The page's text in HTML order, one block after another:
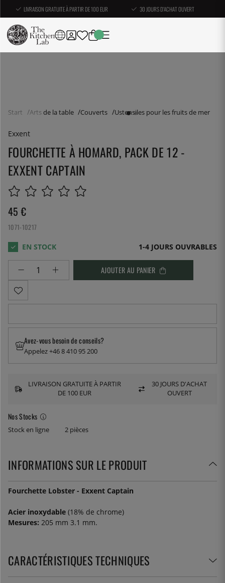
LIVRAISON GRATUITE À PARTIR DE 100 EUR 30 JOURS D'ACHAT OUVERT
Start Arts de la table Couverts Ustensiles pour les fruits de mer
Exxent
FOURCHETTE À HOMARD, PACK DE 12 -
EXXENT CAPTAIN
45 €
1071-10217
1-4 JOURS OUVRABLES
AJOUTER AU PANIER
Nos Stocks
Stock en ligne 2 pièces
Avez-vous besoin de conseils?
Appelez +46 8 410 95 200
LIVRAISON GRATUITE À PARTIR
DE 100 EUR
30 JOURS D'ACHAT
OUVERT
INFORMATIONS SUR LE PRODUIT
Fourchette Lobster - Exxent Captain
Acier inoxydable (18% de chrome)
Mesures: 205 mm 3.1 mm.
CARACTÉRISTIQUES TECHNIQUES